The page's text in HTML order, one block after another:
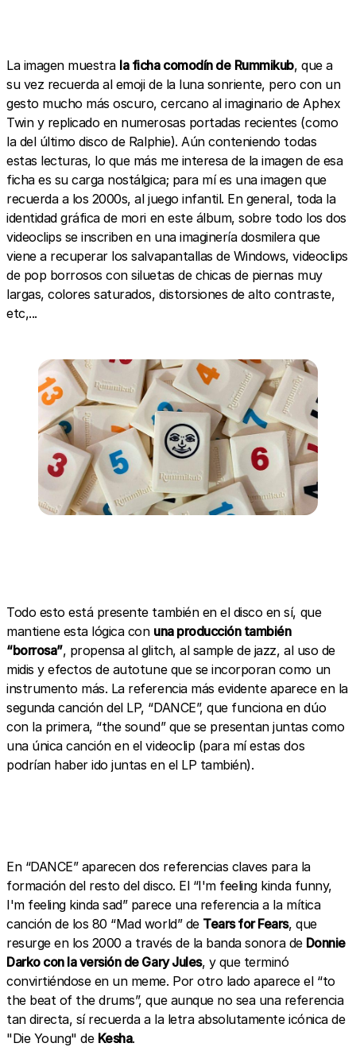
La imagen muestra la ficha comodín de Rummikub, que a
su vez recuerda al emoji de la luna sonriente, pero con un
gesto mucho más oscuro, cercano al imaginario de Aphex
Twin y replicado en numerosas portadas recientes (como
la del último disco de Ralphie). Aún conteniendo todas
estas lecturas, lo que más me interesa de la imagen de esa
ficha es su carga nostálgica; para mí es una imagen que
recuerda a los 2000s, al juego infantil. En general, toda la
identidad gráfica de mori en este álbum, sobre todo los dos
videoclips se inscriben en una imaginería dosmilera que
viene a recuperar los salvapantallas de Windows, videoclips
de pop borrosos con siluetas de chicas de piernas muy
largas, colores saturados, distorsiones de alto contraste,
etc,...
Todo esto está presente también en el disco en sí, que
mantiene esta lógica con una producción también
“borrosa”, propensa al glitch, al sample de jazz, al uso de
midis y efectos de autotune que se incorporan como un
instrumento más. La referencia más evidente aparece en la
segunda canción del LP, “DANCE”, que funciona en dúo
con la primera, “the sound” que se presentan juntas como
una única canción en el videoclip (para mí estas dos
podrían haber ido juntas en el LP también).
En “DANCE” aparecen dos referencias claves para la
formación del resto del disco. El “I'm feeling kinda funny,
I'm feeling kinda sad” parece una referencia a la mítica
canción de los 80 “Mad world” de Tears for Fears, que
resurge en los 2000 a través de la banda sonora de Donnie
Darko con la versión de Gary Jules, y que terminó
convirtiéndose en un meme. Por otro lado aparece el “to
the beat of the drums”, que aunque no sea una referencia
tan directa, sí recuerda a la letra absolutamente icónica de
"Die Young" de Kesha.